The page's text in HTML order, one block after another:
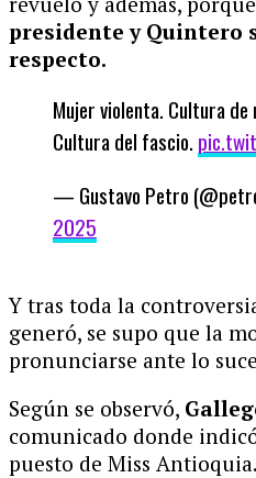
presidente y Quintero
respecto.
Mujer violenta. Cultura
Cultura del fascio.
— Gustavo Petro
2025
Y tras toda la
generó, se supo que la
pronunciarse ante lo
Según se observó,
comunicado donde
puesto de Miss Antioquia.